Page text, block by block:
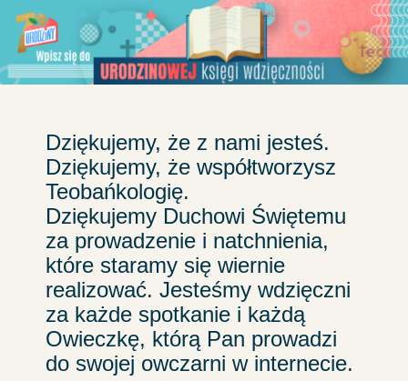
Przejdź
treści
Dziękujemy, że z nami jesteś.
Dziękujemy, że współtworzysz
Teobańkologię.
Dziękujemy Duchowi Świętemu
za prowadzenie i natchnienia,
które staramy się wiernie
realizować. Jesteśmy wdzięczni
za każde spotkanie i każdą
Owieczkę, którą Pan prowadzi
do swojej owczarni w internecie.